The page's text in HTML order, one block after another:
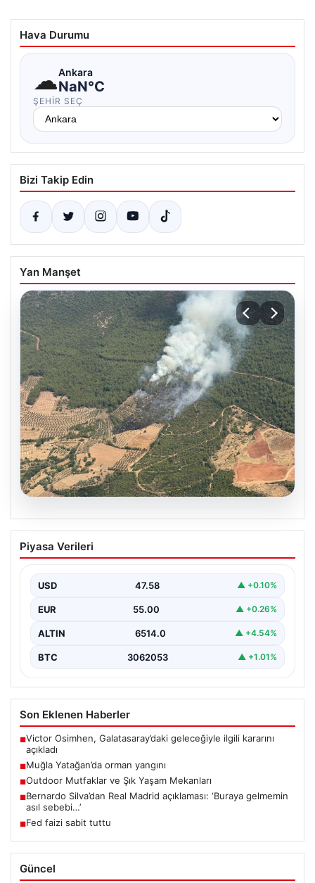
Hava Durumu
☁Ankara
NaN°C
ŞEHIR SEÇ
Bizi Takip Edin
Yan Manşet
Muğla Yatağan’da orman yangını
{ “title”: “Muğla Yatağan’da Orman Yangını Kontrol
Piyasa Verileri
USD 47.58 ▲ +0.10%
EUR 55.00 ▲ +0.26%
ALTIN 6514.0 ▲ +4.54%
BTC 3062053 ▲ +1.01%
Son Eklenen Haberler
■Victor Osimhen, Galatasaray’daki geleceğiyle ilgili kararını
açıkladı
■Muğla Yatağan’da orman yangını
■Outdoor Mutfaklar ve Şık Yaşam Mekanları
■Bernardo Silva’dan Real Madrid açıklaması: ‘Buraya gelmemin
asıl sebebi…’
■Fed faizi sabit tuttu
Güncel